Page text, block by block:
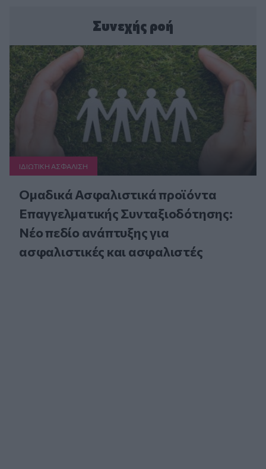
Συνεχής ροή
ΙΔΙΩΤΙΚΗ ΑΣΦAΛΙΣΗ
Ομαδικά Ασφαλιστικά προϊόντα
Επαγγελματικής Συνταξιοδότησης:
Νέο πεδίο ανάπτυξης για
ασφαλιστικές και ασφαλιστές